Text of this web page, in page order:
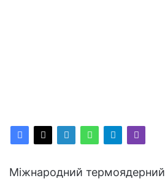
Міжнародний термоядерний